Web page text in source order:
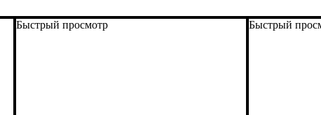
Быстрый просмотр Быстрый